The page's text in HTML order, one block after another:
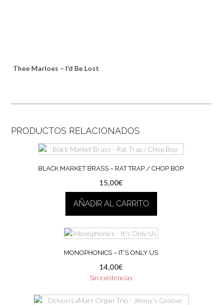
Thee Marloes – I’d Be Lost
PRODUCTOS RELACIONADOS
BLACK MARKET BRASS – RAT TRAP / CHOP BOP
15,00€
AÑADIR AL CARRITO
MONOPHONICS – IT’S ONLY US
14,00€
Sin existencias